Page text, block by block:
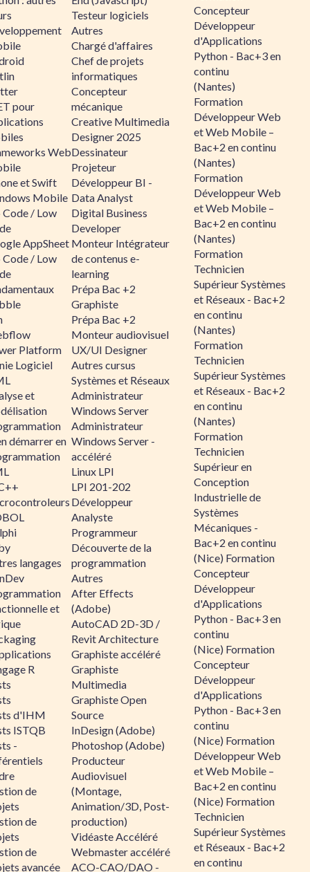
pour
Web
et Swift
Mobile
/ Low
AppSheet
/ Low
Platform
Logiciel
et
démarrer en
langages
et
R
d'IHM
ISTQB
-
de
de
de
avancée
Testeur logiciels
Autres
Chargé d'affaires
Chef de projets
informatiques
Concepteur
mécanique
Creative Multimedia
Designer 2025
Dessinateur
Projeteur
Développeur BI -
Data Analyst
Digital Business
Developer
Monteur Intégrateur
de contenus e-
learning
Prépa Bac +2
Graphiste
Prépa Bac +2
Monteur audiovisuel
UX/UI Designer
Autres cursus
Systèmes et Réseaux
Administrateur
Windows Server
Administrateur
Windows Server -
accéléré
Linux LPI
LPI 201-202
Développeur
Analyste
Programmeur
Découverte de la
programmation
Autres
After Effects
(Adobe)
AutoCAD 2D-3D /
Revit Architecture
Graphiste accéléré
Graphiste
Multimedia
Graphiste Open
Source
InDesign (Adobe)
Photoshop (Adobe)
Producteur
Audiovisuel
(Montage,
Animation/3D, Post-
production)
Vidéaste Accéléré
Webmaster accéléré
ACO-CAO/DAO -
Concepteur
Développeur
d'Applications
Python - Bac+3 en
continu
(Nantes)
Formation
Développeur Web
et Web Mobile –
Bac+2 en continu
(Nantes)
Formation
Développeur Web
et Web Mobile –
Bac+2 en continu
(Nantes)
Formation
Technicien
Supérieur Systèmes
et Réseaux - Bac+2
en continu
(Nantes)
Formation
Technicien
Supérieur Systèmes
et Réseaux - Bac+2
en continu
(Nantes)
Formation
Technicien
Supérieur en
Conception
Industrielle de
Systèmes
Mécaniques -
Bac+2 en continu
(Nice) Formation
Concepteur
Développeur
d'Applications
Python - Bac+3 en
continu
(Nice) Formation
Concepteur
Développeur
d'Applications
Python - Bac+3 en
continu
(Nice) Formation
Développeur Web
et Web Mobile –
Bac+2 en continu
(Nice) Formation
Technicien
Supérieur Systèmes
et Réseaux - Bac+2
en continu